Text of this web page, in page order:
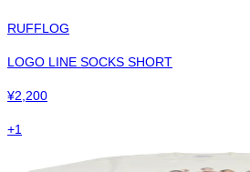
RUFFLOG
LOGO LINE SOCKS SHORT
¥2,200
+1